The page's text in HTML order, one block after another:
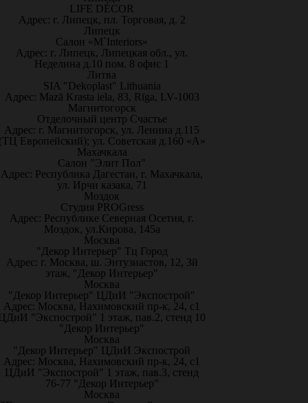
LIFE DÉCOR
Адрес: г. Липецк, пл. Торговая, д. 2
Липецк
Салон «M`Interiors»
Адрес: г. Липецк, Липецкая обл., ул.
Неделина д.10 пом. 8 офис 1
Литва
SIA "Dekoplast" Lithuania
Адрес: Mazā Krasta iela, 83, Rīga, LV-1003
Магнитогорск
Отделочный центр Счастье
Адрес: г. Магнитогорск, ул. Ленина д.115
Европейский); ул. Советская д.160 «А»
Махачкала
Салон "Элит Пол"
Адрес: Республика Дагестан, г. Махачкала,
ул. Ирчи казака, 71
Моздок
Студия PROGress
Адрес: Республике Северная Осетия, г.
Моздок, ул.Кирова, 145а
Москва
"Декор Интерьер" Тц Город
Адрес: г. Москва, ш. Энтузиастов, 12, 3й
этаж, "Декор Интерьер"
Москва
"Декор Интерьер" ЦДиИ "Экспострой"
Адрес: Москва, Нахимовский пр-к, 24, с1
"Экспострой" 1 этаж, пав.2, стенд 10
"Декор Интерьер"
Москва
"Декор Интерьер" ЦДиИ Экспострой
Адрес: Москва, Нахимовский пр-к, 24, с1
ЦДиИ "Экспострой" 1 этаж, пав.3, стенд
76-77 "Декор Интерьер"
Москва